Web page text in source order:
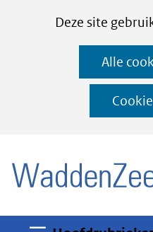
CookiesDeze site
deze
worden
Alle